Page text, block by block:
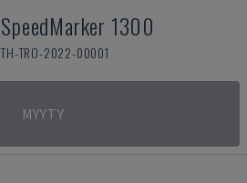
SpeedMarker 1300
TRO-2022-00001
MYYTY